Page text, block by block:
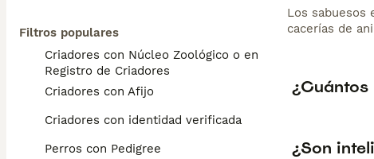
Filtros populares
Criadores con Núcleo Zoológico o en el
Registro de Criadores
Criadores con Afijo
Criadores con identidad verificada
Perros con Pedigree
Los sabuesos
cacerías de
¿Cuántos
¿Son